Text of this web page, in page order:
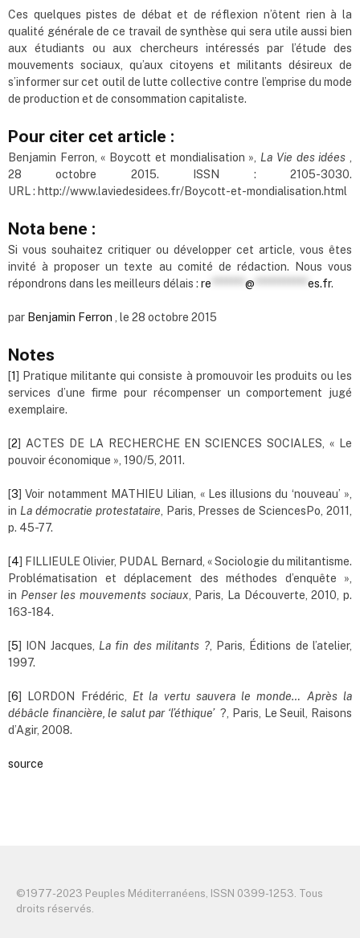
Ces quelques pistes de débat et de réflexion n’ôtent rien à la
qualité générale de ce travail de synthèse qui sera utile aussi bien
aux étudiants ou aux chercheurs intéressés par l’étude des
mouvements sociaux, qu’aux citoyens et militants désireux de
s’informer sur cet outil de lutte collective contre l’emprise du mode
de production et de consommation capitaliste.
Pour citer cet article :
Benjamin Ferron, « Boycott et mondialisation », La Vie des idées
28 octobre 2015. ISSN : 2105-3030.
URL : http://www.laviedesidees.fr/Boycott-et-mondialisation.html
Nota bene :
Si vous souhaitez critiquer ou développer cet article, vous êtes
invité à proposer un texte au comité de rédaction. Nous vous
répondrons dans les meilleurs délais : re @ es.fr.
par Benjamin Ferron , le 28 octobre 2015
Notes
[1] Pratique militante qui consiste à promouvoir les produits ou les
services d’une firme pour récompenser un comportement jugé
exemplaire.
[2] ACTES DE LA RECHERCHE EN SCIENCES SOCIALES, « Le
pouvoir économique », 190/5, 2011.
[3] Voir notamment MATHIEU Lilian, « Les illusions du ‘nouveau’ »,
in La démocratie protestataire , Paris, Presses de SciencesPo, 2011,
p. 45-77.
[4] FILLIEULE Olivier, PUDAL Bernard, « Sociologie du militantisme.
Problématisation et déplacement des méthodes d’enquête »,
in Penser les mouvements sociaux, Paris, La Découverte, 2010, p.
163-184.
[5] ION Jacques, La fin des militants ?, Paris, Éditions de l’atelier,
1997.
[6] LORDON Frédéric, Et la vertu sauvera le monde… Après la
débâcle financière, le salut par ‘l’éthique’ ?, Paris, Le Seuil, Raisons
d’Agir, 2008.
source
©️1977-2023 Peuples Méditerranéens, ISSN 0399-1253. Tous
droits réservés.